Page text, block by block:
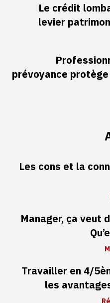
Le crédit
levier
prévoyance
Les cons et la
Manager, ça veut
Travailler en 4/
les